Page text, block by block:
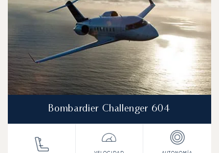
Bombardier Challenger 604